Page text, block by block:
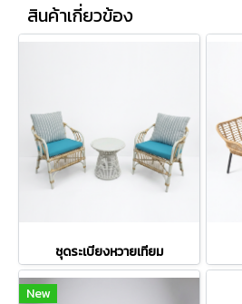
สินค้าเกี่ยวข้อง
ชุดระเบียงหวายเทียม
New